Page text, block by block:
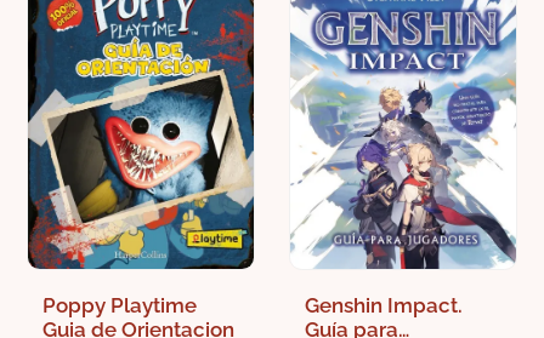
Poppy Playtime
Guia de Orientacion
Genshin Impact.
Guía para